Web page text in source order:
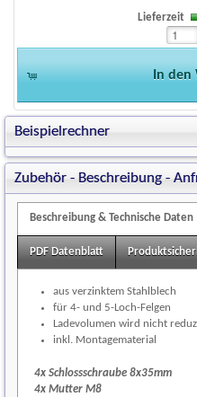
Lieferzeit
In den
Beispielrechner
Zubehör - Beschreibung -
Beschreibung & Technische Daten
PDF Datenblatt
aus verzinktem Stahlblech
für 4- und 5-Loch-Felgen
Ladevolumen wird nicht
inkl. Montagematerial
4x Schlossschraube 8x35mm
4x Mutter M8